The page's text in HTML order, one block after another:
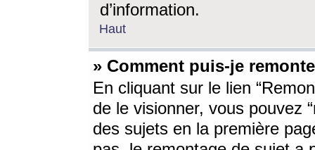
d’information.
Haut
» Comment puis-je
En cliquant sur le lien
de le visionner, vous pouvez
des sujets en la première